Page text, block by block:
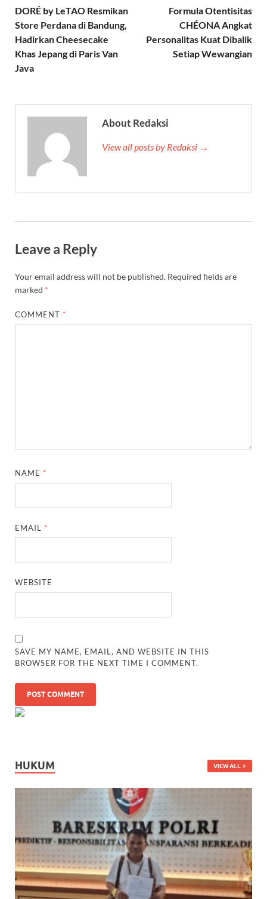
DORÉ by LeTAO Resmikan
Store Perdana di Bandung,
Hadirkan Cheesecake
Khas Jepang di Paris Van
Java
Formula Otentisitas
CHÉONA Angkat
Personalitas Kuat Dibalik
Setiap Wewangian
About Redaksi
View all posts by Redaksi →
Leave a Reply
Your email address will not be published. Required fields are
marked *
COMMENT *
NAME *
EMAIL *
WEBSITE
SAVE MY NAME, EMAIL, AND WEBSITE IN THIS
BROWSER FOR THE NEXT TIME I COMMENT.
HUKUM VIEW ALL